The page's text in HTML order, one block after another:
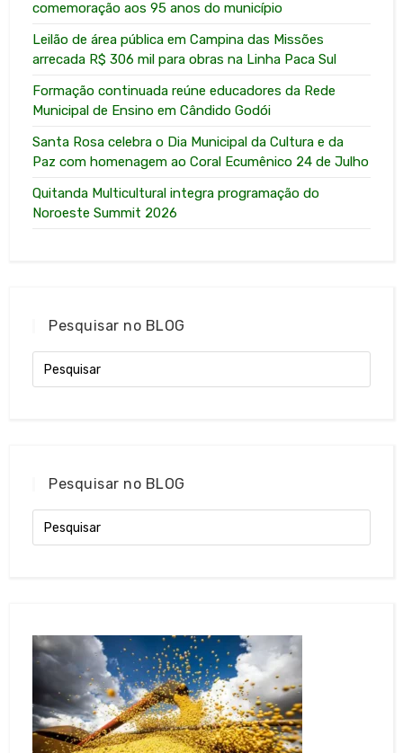
comemoração aos 95 anos do município
Leilão de área pública em Campina das Missões
arrecada R$ 306 mil para obras na Linha Paca Sul
Formação continuada reúne educadores da Rede
Municipal de Ensino em Cândido Godói
Santa Rosa celebra o Dia Municipal da Cultura e da
Paz com homenagem ao Coral Ecumênico 24 de Julho
Quitanda Multicultural integra programação do
Noroeste Summit 2026
Pesquisar no BLOG
Pesquisar no BLOG